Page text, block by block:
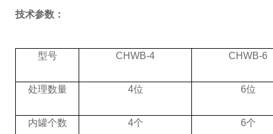
技术参数：
型号 CHWB-4 CHWB-6
处理数量 4位 6位
内罐个数 4个 6个